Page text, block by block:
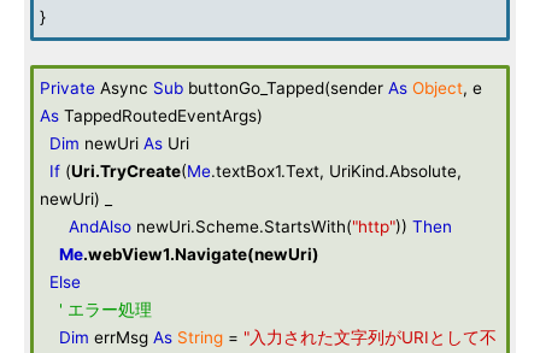
}
Private Async Sub buttonGo_Tapped(sender As Object, e
As TappedRoutedEventArgs)
Dim newUri As Uri
If (Uri.TryCreate(Me.textBox1.Text, UriKind.Absolute,
newUri) _
AndAlso newUri.Scheme.StartsWith("http")) Then
Me.webView1.Navigate(newUri)
Else
' エラー処理
Dim errMsg As String = "入力された文字列がURIとして不